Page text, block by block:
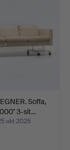
Soffa,
3-sit…
okt 2025